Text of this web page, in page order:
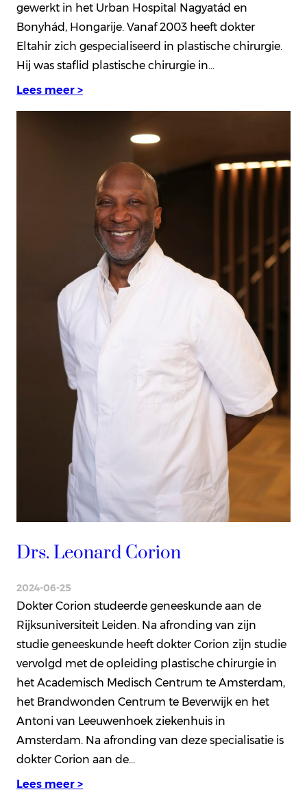
gewerkt in het Urban Hospital Nagyatád en
Bonyhád, Hongarije. Vanaf 2003 heeft dokter
Eltahir zich gespecialiseerd in plastische chirurgie.
Hij was staflid plastische chirurgie in…
Lees meer >
Drs. Leonard Corion
2024-06-25
Dokter Corion studeerde geneeskunde aan de
Rijksuniversiteit Leiden. Na afronding van zijn
studie geneeskunde heeft dokter Corion zijn studie
vervolgd met de opleiding plastische chirurgie in
het Academisch Medisch Centrum te Amsterdam,
het Brandwonden Centrum te Beverwijk en het
Antoni van Leeuwenhoek ziekenhuis in
Amsterdam. Na afronding van deze specialisatie is
dokter Corion aan de…
Lees meer >